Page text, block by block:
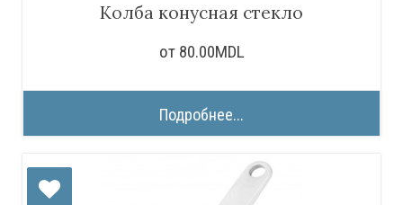
Колба конусная стекло
от 80.00MDL
Подробнее...